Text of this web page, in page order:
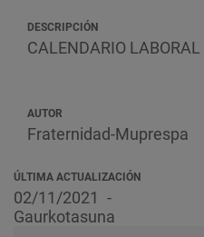
DESCRIPCIÓN
CALENDARIO
AUTOR
Fraternidad-Muprespa
ÚLTIMA ACTUALIZACIÓN
02/11/2021
Gaurkotasuna